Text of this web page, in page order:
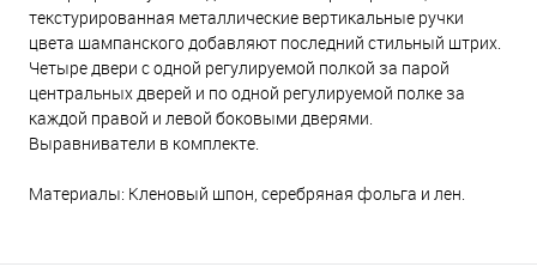
текстурированная металлические вертикальные ручки
цвета шампанского добавляют последний стильный штрих.
Четыре двери с одной регулируемой полкой за парой
центральных дверей и по одной регулируемой полке за
каждой правой и левой боковыми дверями.
Выравниватели в комплекте.
Материалы: Кленовый шпон, серебряная фольга и лен.